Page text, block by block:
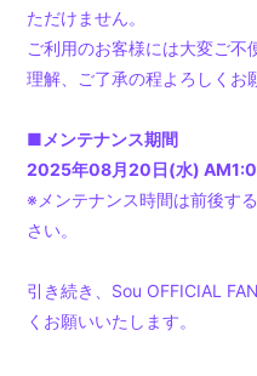
ただけません。
ご利用のお客様には大変ご不
理解、ご了承の程よろしくお
■メンテナンス期間
2025年08月20日(水)
※メンテナンス時間は前後す
さい。
引き続き、Sou OFFICIAL
くお願いいたします。